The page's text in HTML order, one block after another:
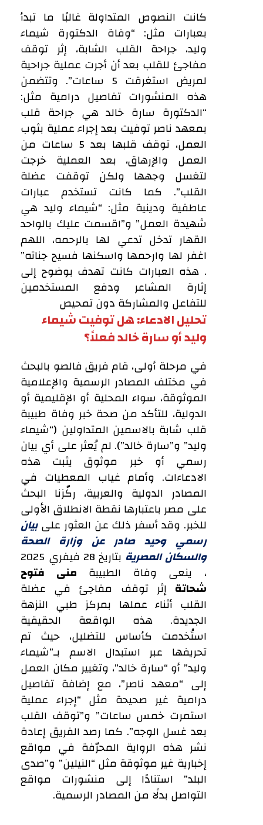
كانت النصوص المتداولة غالبًا ما تبدأ
بعبارات مثل: “وفاة الدكتورة شيماء
وليد، جراحة القلب الشابة، إثر توقف
مفاجئ للقلب بعد أن أجرت عملية جراحية
لمريض استغرقت 5 ساعات”. وتتضمن
هذه المنشورات تفاصيل درامية مثل:
“الدكتورة سارة خالد هي جراحة قلب
بمعهد ناصر توفيت بعد إجراء عملية بثوب
العمل، توقف قلبها بعد 5 ساعات من
العمل والإرهاق، بعد العملية خرجت
لتغسل وجهها ولكن توقفت عضلة
القلب”. كما كانت تستخدم عبارات
عاطفية ودينية مثل: “شيماء وليد هي
شهيدة العمل” و”اقسمت عليك بالواحد
القهار تدخل تدعي لها بالرحمه، اللهم
اغفر لها وارحمها واسكنها فسيح جناته”
. هذه العبارات كانت تهدف بوضوح إلى
إثارة المشاعر ودفع المستخدمين
للتفاعل والمشاركة دون تمحيص
تحليل الادعاء: هل توفيت شيماء
وليد أو سارة خالد فعلاً؟
في مرحلة أولى، قام فريق فالصو بالبحث
في مختلف المصادر الرسمية والإعلامية
الموثوقة، سواء المحلية أو الإقليمية أو
الدولية، للتأكد من صحة خبر وفاة طبيبة
قلب شابة بالاسمين المتداولين (“شيماء
وليد” و”سارة خالد”). لم يُعثر على أي بيان
رسمي أو خبر موثوق يثبت هذه
الادعاءات. وأمام غياب المعطيات في
المصادر الدولية والعربية، ركّزنا البحث
على مصر باعتبارها نقطة الانطلاق الأولى
للخبر. وقد أسفر ذلك عن العثور علىبيان
رسمي وحيد صادر عن وزارة الصحة
والسكان المصرية
بتاريخ 28 فيفري 2025
، ينعى وفاة الطبيبة منى فتوح
شحاتة إثر توقف مفاجئ في عضلة
القلب أثناء عملها بمركز طبي النزهة
الجديدة. هذه الواقعة الحقيقية
استُخدمت كأساس للتضليل، حيث تم
تحريفها عبر استبدال الاسم بـ”شيماء
وليد” أو “سارة خالد”، وتغيير مكان العمل
إلى “معهد ناصر”، مع إضافة تفاصيل
درامية غير صحيحة مثل “إجراء عملية
استمرت خمس ساعات” و”توقف القلب
بعد غسل الوجه”. كما رصد الفريق إعادة
نشر هذه الرواية المحرّفة في مواقع
إخبارية غير موثوقة مثل “النيلين” و”صدى
البلد” استنادًا إلى منشورات مواقع
التواصل بدلًا من المصادر الرسمية.